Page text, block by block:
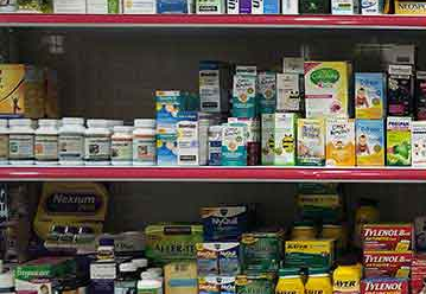
Cho phép bạn di chuyển tự do trong
Miếng dán ThermaCare được thiết
✓Đủ linh hoạt để mặc khi di chuyển
✓Một kích thước phù hợp với tất cả các